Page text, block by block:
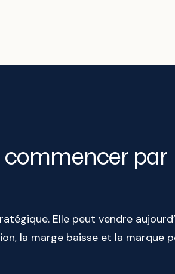
commencer par
Elle peut vendre
la marge baisse et la marque